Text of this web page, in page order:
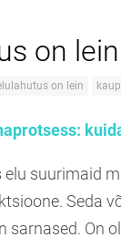
on lein
on lein
suurimaid
Seda
sarnased. On